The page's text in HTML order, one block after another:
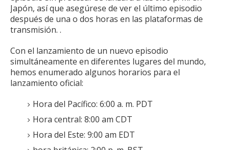
Japón, así que asegúrese de ver el último episodio
después de una o dos horas en las plataformas de
transmisión. .
Con el lanzamiento de un nuevo episodio
simultáneamente en diferentes lugares del mundo,
hemos enumerado algunos horarios para el
lanzamiento oficial:
Hora del Pacífico: 6:00 a. m. PDT
Hora central: 8:00 am CDT
Hora del Este: 9:00 am EDT